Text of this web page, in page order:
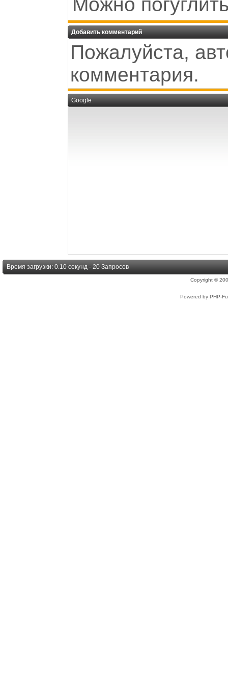
Добавить комментарий
Пожалуйста,
комментария.
Google
Время загрузки: 0.10 секунд - 20 Запросов
Copyright ©
Powered by PHP-